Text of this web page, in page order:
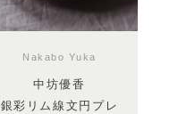
Nakabo Yuka
中坊優香
銀彩リム線文円プレ